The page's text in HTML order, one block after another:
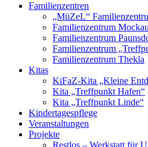
Familienzentren
„MüZeL“
Familienzentrum Mockau
Familienzentrum
Familienzentrum
Familienzentrum Thekla
Kitas
KiFaZ-Kita „Kleine
Kita „Treffpunkt Hafen“
Kita „Treffpunkt Linde“
Kindertagespflege
Veranstaltungen
Projekte